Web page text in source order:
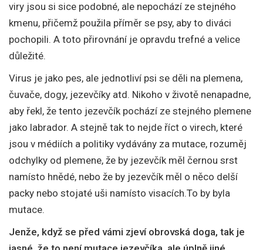
viry jsou si sice podobné, ale nepochází ze stejného
kmenu, přičemž použila příměr se psy, aby to diváci
pochopili. A toto přirovnání je opravdu trefné a velice
důležité.
Virus je jako pes, ale jednotliví psi se děli na plemena,
čuvače, dogy, jezevčíky atd. Nikoho v životě nenapadne,
aby řekl, že tento jezevčík pochází ze stejného plemene
jako labrador. A stejně tak to nejde říct o virech, které
jsou v médiích a politiky vydávány za mutace, rozuměj
odchylky od plemene, že by jezevčík měl černou srst
namísto hnědé, nebo že by jezevčík měl o něco delší
packy nebo stojaté uši namísto visacích.To by byla
mutace.
Jenže, když se před vámi zjeví obrovská doga, tak je